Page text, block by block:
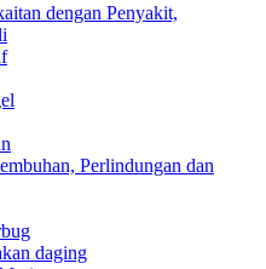
dengan Penyakit,
Perlindungan dan
daging